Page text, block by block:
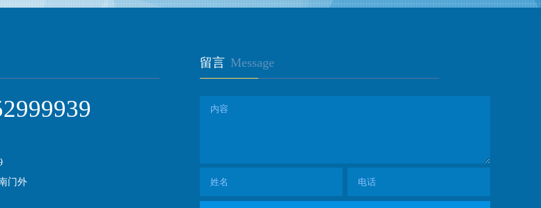
门外
留言 Message